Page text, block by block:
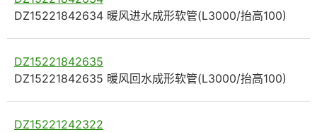
DZ15221842634 暖风进水成形软管(L3000/抬高100)
DZ15221842635
DZ15221842635 暖风回水成形软管(L3000/抬高100)
DZ15221242322